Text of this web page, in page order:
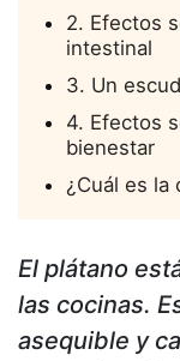
2. Efectos
intestinal
3. Un
4. Efectos
bienestar
¿Cuál es la
El plátano
las cocinas.
asequible y